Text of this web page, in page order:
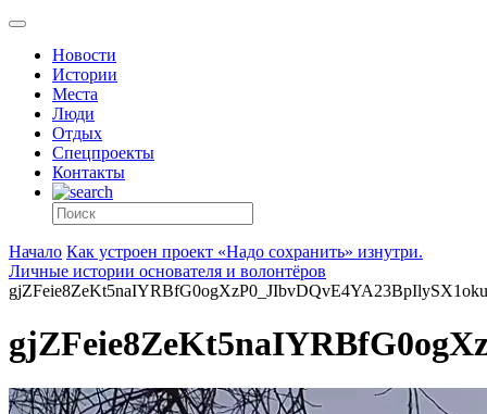
Новости
Истории
Места
Люди
Отдых
Спецпроекты
Контакты
Начало Как устроен проект «Надо сохранить» изнутри.
Личные истории основателя и волонтёров